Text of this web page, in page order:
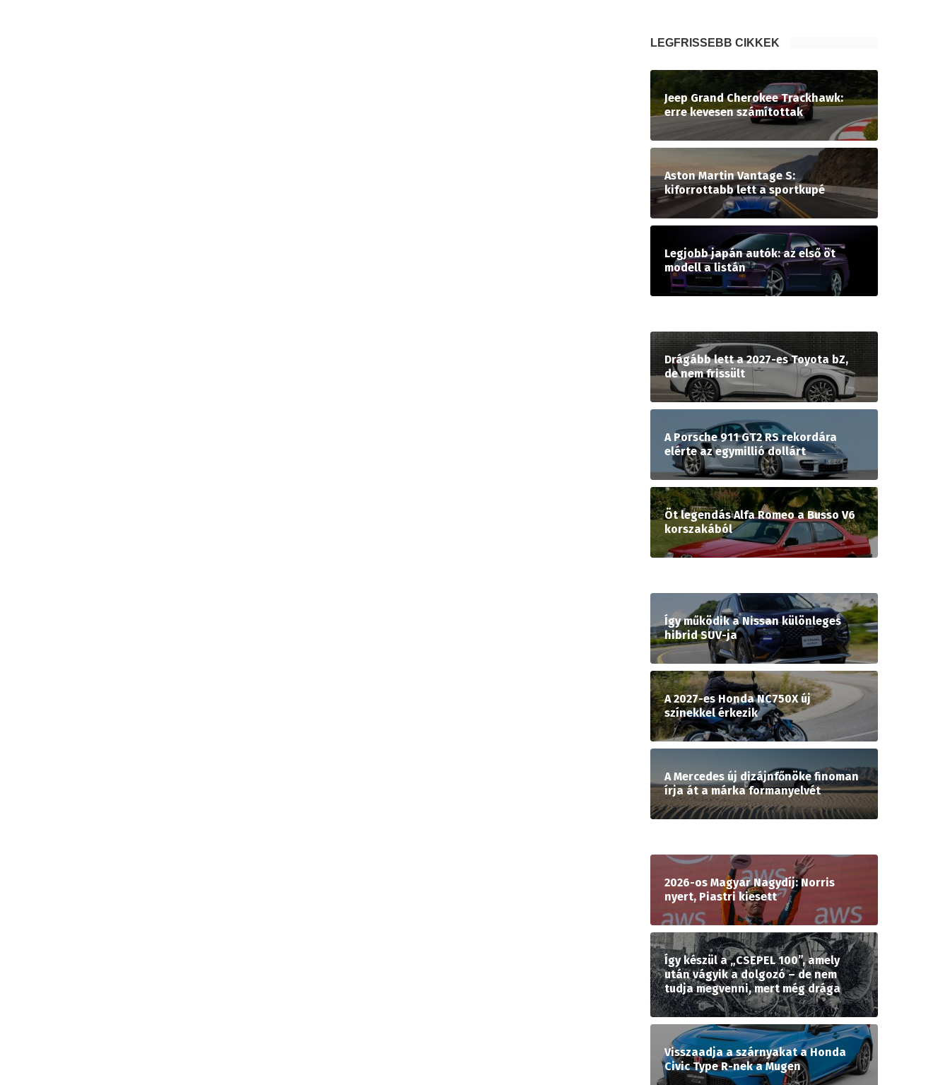
LEGFRISSEBB CIKKEK
Jeep Grand Cherokee Trackhawk:
erre kevesen számítottak
Aston Martin Vantage S:
kiforrottabb lett a sportkupé
Legjobb japán autók: az első öt
modell a listán
Drágább lett a 2027-es Toyota bZ,
de nem frissült
A Porsche 911 GT2 RS rekordára
elérte az egymillió dollárt
Öt legendás Alfa Romeo a Busso V6
korszakából
Így működik a Nissan különleges
hibrid SUV-ja
A 2027-es Honda NC750X új
színekkel érkezik
A Mercedes új dizájnfőnöke finoman
írja át a márka formanyelvét
2026-os Magyar Nagydíj: Norris
nyert, Piastri kiesett
Így készül a „CSEPEL 100”, amely
után vágyik a dolgozó – de nem
tudja megvenni, mert még drága
Visszaadja a szárnyakat a Honda
Civic Type R-nek a Mugen